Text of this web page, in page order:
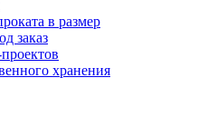
в размер
заказ
хранения